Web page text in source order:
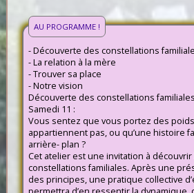
AU PROGRAMME !
- Découverte des constellations
- La relation à la mère
- Trouver sa place
- Notre vision
Découverte des constellations familiales
Samedi 11 :
Vous sentez que vous portez des
appartiennent pas, ou qu’une histoire
arrière- plan ?
Cet atelier est une invitation à découvrir
constellations familiales. Après une
des principes, une pratique collective